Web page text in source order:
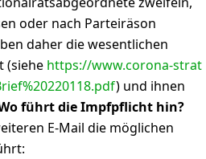
oder nach Parteiräson
daher die wesentlichen
(siehe https://www.corona-strat
) und ihnen
führt die Impfpflicht hin?
E-Mail die möglichen